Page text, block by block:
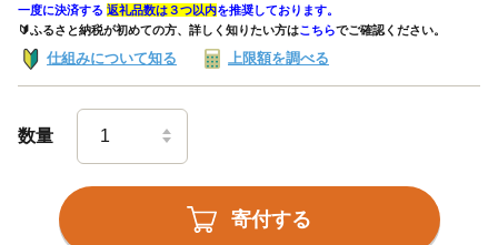
一度に決済する 返礼品数は３つ以内を推奨しております。
🔰ふるさと納税が初めての方、詳しく知りたい方はこちらでご確認ください。
仕組みについて知る 上限額を調べる
数量
寄付する